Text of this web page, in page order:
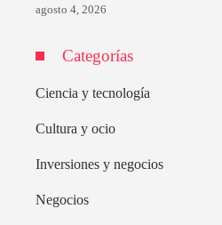
agosto 4, 2026
Categorías
Ciencia y tecnología
Cultura y ocio
Inversiones y negocios
Negocios